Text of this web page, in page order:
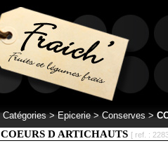
Catégories >Epicerie > Conserves>
COEURS D ARTICHAUTS [ ref. :